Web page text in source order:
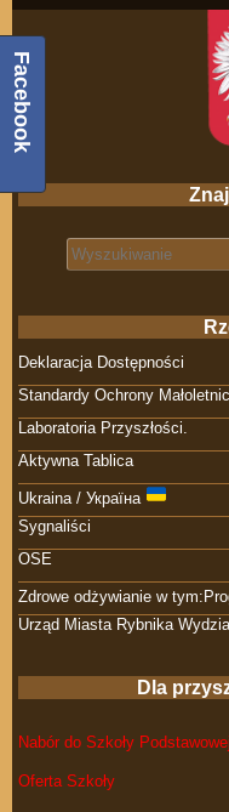
Search for:
Deklaracja Dostępności
Standardy Ochrony
Laboratoria Przyszłości.
Aktywna Tablica
Ukraina / Україна
Sygnaliści
OSE
Zdrowe odżywianie w
Urząd Miasta Rybnika
Dla
Nabór do Szkoły
Oferta Szkoły
Facebook